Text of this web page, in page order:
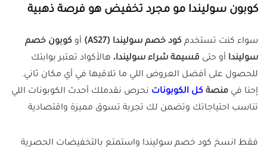
كوبون سوليندا مو مجرد تخفيض هو فرصة ذهبية
سواء كنت تستخدم كود خصم سوليندا (AS27) أو كوبون خصم
سوليندا أو حتى قسيمة شراء سوليندا، هالأكواد تعتبر بوابتك
للحصول على أفضل العروض اللي ما تلاقيها في أي مكان ثاني.
إحنا في منصة كل الكوبونات نحرص نقدملك أحدث الكوبونات اللي
تناسب احتياجاتك وتضمن لك تجربة تسوق مميزة واقتصادية
فقط انسخ كود خصم سوليندا واستمتع بالتخفيضات الحصرية